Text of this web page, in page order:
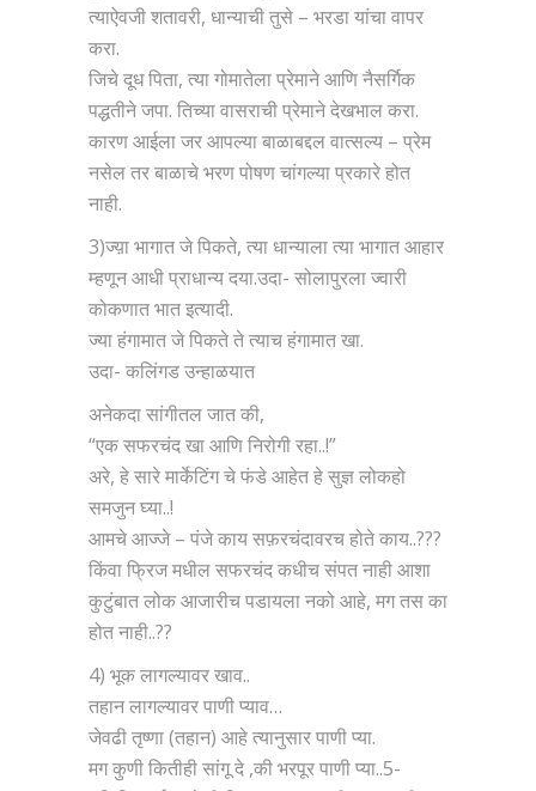
त्याऐवजी शतावरी, धान्याची तुसे – भरडा यांचा वापर
करा.
जिचे दूध पिता, त्या गोमातेला प्रेमाने आणि नैसर्गिक
पद्धतीने जपा. तिच्या वासराची प्रेमाने देखभाल करा.
कारण आईला जर आपल्या बाळाबद्दल वात्सल्य – प्रेम
नसेल तर बाळाचे भरण पोषण चांगल्या प्रकारे होत
नाही.
3)ज्य़ा भागात जे पिकते, त्या धान्याला त्या भागात आहार
म्हणून आधी प्राधान्य दया.उदा- सोलापुरला ज्वारी
कोकणात भात इत्यादी.
ज्या हंगामात जे पिकते ते त्याच हंगामात खा.
उदा- कलिंगड उन्हाळयात
अनेकदा सांगीतल जात की,
“एक सफरचंद खा आणि निरोगी रहा..!”
अरे, हे सारे मार्केटिंग चे फंडे आहेत हे सुज्ञ लोकहो
समजुन घ्या..!
आमचे आज्जे – पंजे काय सफ़रचंदावरच होते काय..???
किंवा फ्रिज मधील सफरचंद कधीच संपत नाही आशा
कुटुंबात लोक आजारीच पडायला नको आहे, मग तस का
होत नाही..??
4) भूक लागल्यावर खाव..
तहान लागल्यावर पाणी प्याव…
जेवढी तृष्णा (तहान) आहे त्यानुसार पाणी प्या.
मग कुणी कितीही सांगू दे ,की भरपूर पाणी प्या..5-